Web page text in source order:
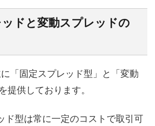
ッドと変動スプレッドの
「固定スプレッド型」と「変動
提供しております。
ド型は常に一定のコストで取引可